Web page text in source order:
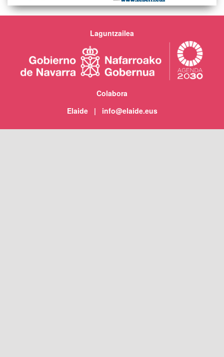
Laguntzailea
Colabora
Elaide | info@elaide.eus